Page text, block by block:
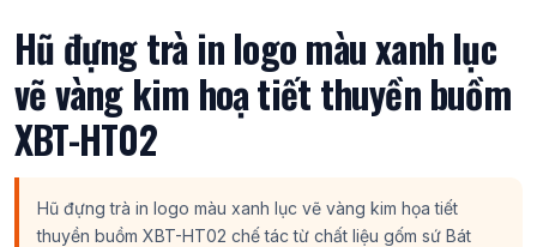
Hũ đựng trà in logo màu xanh lục
vẽ vàng kim hoạ tiết thuyền buồm
XBT-HT02
Hũ đựng trà in logo màu xanh lục vẽ vàng kim họa tiết
thuyền buồm XBT-HT02 chế tác từ chất liệu gốm sứ Bát